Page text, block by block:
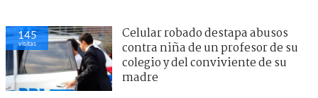
145
visitas
Celular robado destapa abusos
contra niña de un profesor de su
colegio y del conviviente de su
madre